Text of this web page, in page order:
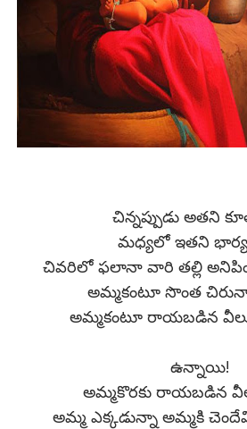
చిన్నప్పుడు అతని
మధ్యలో ఇతని
చివరిలో ఫలానా వారి తల్లి
అమ్మకంటూ సొంత
అమ్మకంటూ రాయబడిన
ఉన్నాయి!
అమ్మకొరకు రాయబడిన
అమ్మ ఎక్కడున్నా అమ్మకి